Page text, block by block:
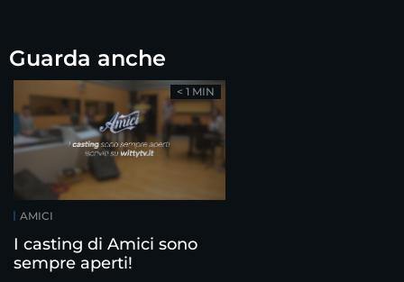
Guarda anche
AMICI
I casting di Amici sono
sempre aperti!
< 1 MIN